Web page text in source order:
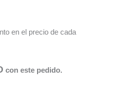
en el precio de cada
con este pedido.